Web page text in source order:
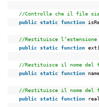
//Controlla che il file sia
public static function
//Restituisce
public static function ext(
//Restituisce il nome del
public static function
//Restituisce il nome del
public static function